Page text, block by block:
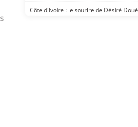
Côte d'Ivoire : le sourire de Désiré Doué